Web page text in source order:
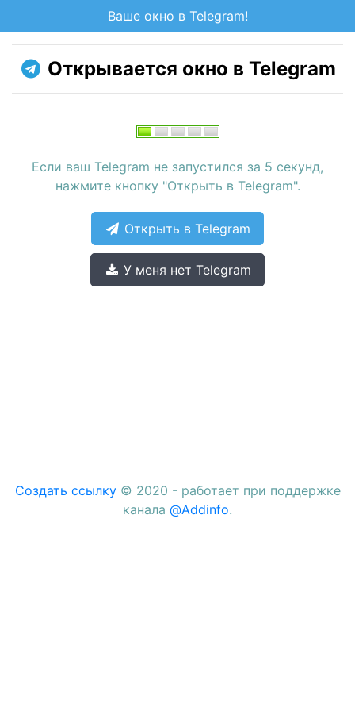
Ваше окно в Telegram!
Открывается окно в Telegram
Если ваш Telegram не запустился за 5 секунд,
нажмите кнопку "Открыть в Telegram".
Открыть в Telegram
У меня нет Telegram
Создать ссылку© 2020 - работает при поддержке
канала @Addinfo.